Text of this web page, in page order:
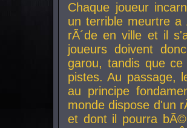
Chaque joueur
un terrible meurtre
rÃ´de en ville et il
joueurs doivent
garou, tandis que
pistes. Au passage,
au principe
monde dispose d'un
et dont il pourra